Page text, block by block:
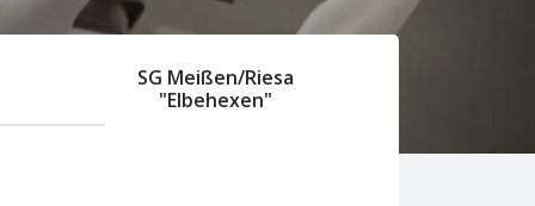
SG Meißen/Riesa
"Elbehexen"